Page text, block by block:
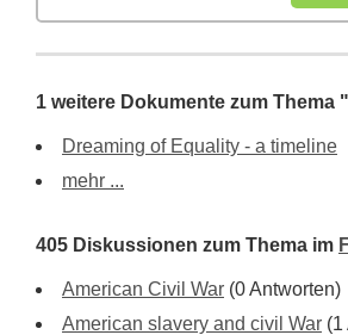
1 weitere Dokumente zum Thema
Dreaming of Equality - a timeline
mehr ...
405 Diskussionen zum Thema im
American Civil War (0 Antworten)
American slavery and civil War (1